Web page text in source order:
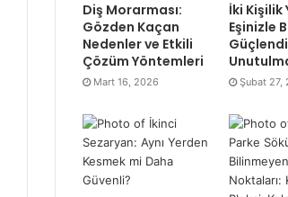
Diş Morarması:
Gözden Kaçan
Nedenler ve Etkili
Çözüm Yöntemleri
Mart 16, 2026
İki Kişilik
Eşinizle
Şubat 27,